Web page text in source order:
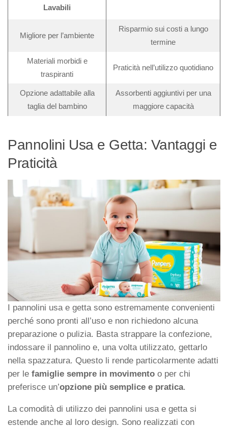
Lavabili
Migliore per l’ambiente
Risparmio sui costi a lungo
termine
Materiali morbidi e
traspiranti
Praticità nell’utilizzo quotidiano
Opzione adattabile alla
taglia del bambino
Assorbenti aggiuntivi per una
maggiore capacità
Pannolini Usa e Getta: Vantaggi e
Praticità
I pannolini usa e getta sono estremamente convenienti
perché sono pronti all’uso e non richiedono alcuna
preparazione o pulizia. Basta strappare la confezione,
indossare il pannolino e, una volta utilizzato, gettarlo
nella spazzatura. Questo li rende particolarmente adatti
per le famiglie sempre in movimento o per chi
preferisce un’opzione più semplice e pratica.
La comodità di utilizzo dei pannolini usa e getta si
estende anche al loro design. Sono realizzati con